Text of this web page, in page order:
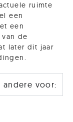
ruimte
een
een
de
later dit jaar
andere voor: